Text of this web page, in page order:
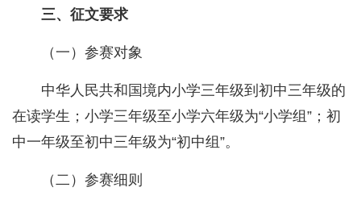
三、征文要求
（一）参赛对象
中华人民共和国境内小学三年级到初中三年级的
在读学生；小学三年级至小学六年级为“小学组”；初
中一年级至初中三年级为“初中组”。
（二）参赛细则